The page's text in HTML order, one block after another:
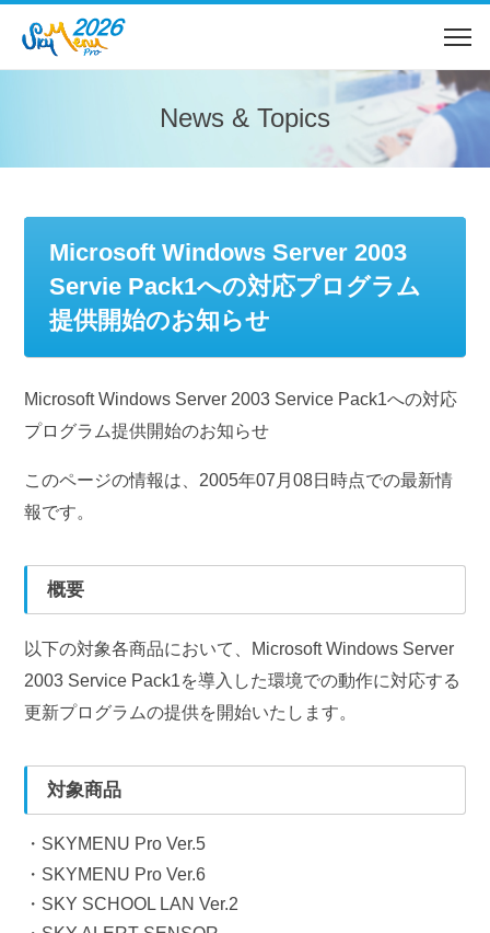
News & Topics
Microsoft Windows Server 2003
Servie Pack1への対応プログラム
提供開始のお知らせ
Microsoft Windows Server 2003 Service Pack1への対応
プログラム提供開始のお知らせ
このページの情報は、2005年07月08日時点での最新情
報です。
概要
以下の対象各商品において、Microsoft Windows Server
2003 Service Pack1を導入した環境での動作に対応する
更新プログラムの提供を開始いたします。
対象商品
SKYMENU Pro Ver.5
SKYMENU Pro Ver.6
SKY SCHOOL LAN Ver.2